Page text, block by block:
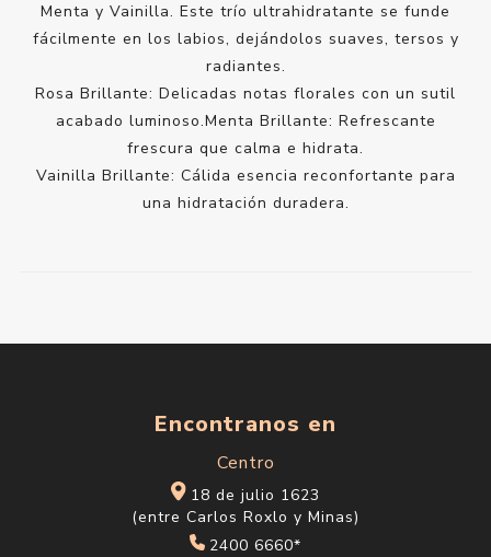
Menta y Vainilla. Este trío ultrahidratante se funde
fácilmente en los labios, dejándolos suaves, tersos y
radiantes.
Rosa Brillante: Delicadas notas florales con un sutil
acabado luminoso.Menta Brillante: Refrescante
frescura que calma e hidrata.
Vainilla Brillante: Cálida esencia reconfortante para
una hidratación duradera.
Encontranos en
Centro
18 de julio 1623
(entre Carlos Roxlo y Minas)
2400 6660*